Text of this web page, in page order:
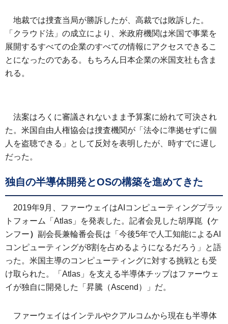
地裁では捜査当局が勝訴したが、高裁では敗訴した。
「クラウド法」の成立により、米政府機関は米国で事業を
展開するすべての企業のすべての情報にアクセスできるこ
とになったのである。もちろん日本企業の米国支社も含ま
れる。
法案はろくに審議されないまま予算案に紛れて可決され
た。米国自由人権協会は捜査機関が「法令に準拠せずに個
人を盗聴できる」として反対を表明したが、時すでに遅し
だった。
独自の半導体開発とOSの構築を進めてきた
2019年9月、ファーウェイはAIコンピューティングプラッ
トフォーム「Atlas」を発表した。記者会見した胡厚崑 （ケ
ンフー） 副会長兼輪番会長は「今後5年で人工知能によるAI
コンピューティングが8割を占めるようになるだろう」と語
った。米国主導のコンピューティングに対する挑戦とも受
け取られた。「Atlas」を支える半導体チップはファーウェ
イが独自に開発した「昇騰（Ascend）」だ。
ファーウェイはインテルやクアルコムから現在も半導体